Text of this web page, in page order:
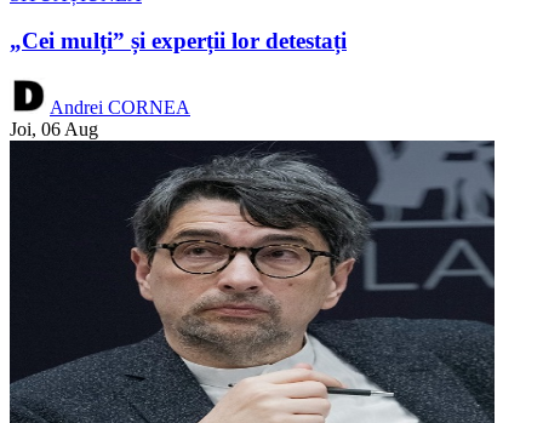
„Cei mulți” și experții lor detestați
Andrei CORNEA
Joi, 06 Aug